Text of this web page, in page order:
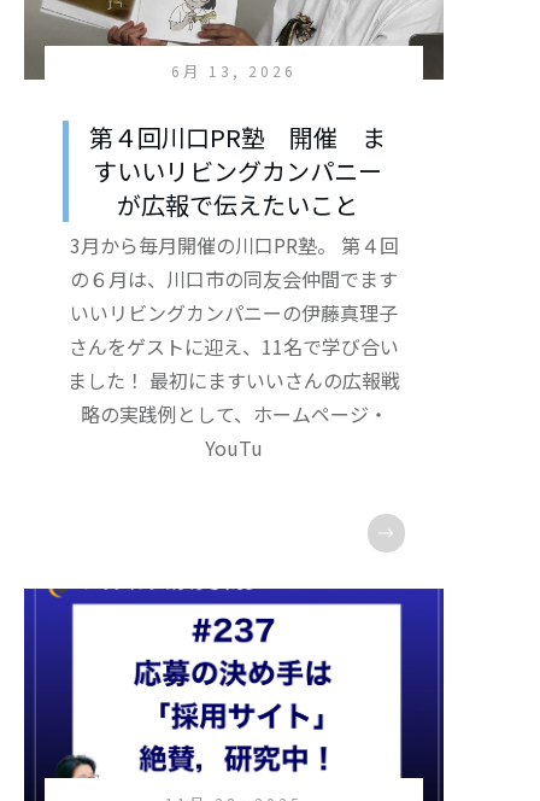
6月 13, 2026
第４回川口PR塾 開催 ま
すいいリビングカンパニー
が広報で伝えたいこと
3月から毎月開催の川口PR塾。 第４回
の６月は、川口市の同友会仲間でます
いいリビングカンパニーの伊藤真理子
さんをゲストに迎え、11名で学び合い
ました！ 最初にますいいさんの広報戦
略の実践例として、ホームページ・
YouTu